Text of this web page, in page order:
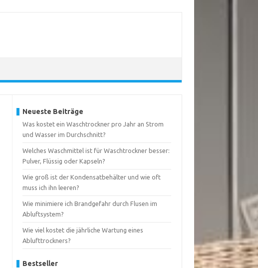
Neueste Beiträge
Was kostet ein Waschtrockner pro Jahr an Strom
und Wasser im Durchschnitt?
Welches Waschmittel ist für Waschtrockner besser:
Pulver, Flüssig oder Kapseln?
Wie groß ist der Kondensatbehälter und wie oft
muss ich ihn leeren?
Wie minimiere ich Brandgefahr durch Flusen im
Abluftsystem?
Wie viel kostet die jährliche Wartung eines
Ablufttrockners?
Bestseller